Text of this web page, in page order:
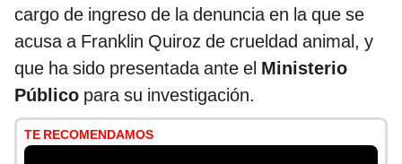
cargo de ingreso de la denuncia en la que se
acusa a Franklin Quiroz de crueldad animal, y
que ha sido presentada ante el Ministerio
Público para su investigación.
TE RECOMENDAMOS